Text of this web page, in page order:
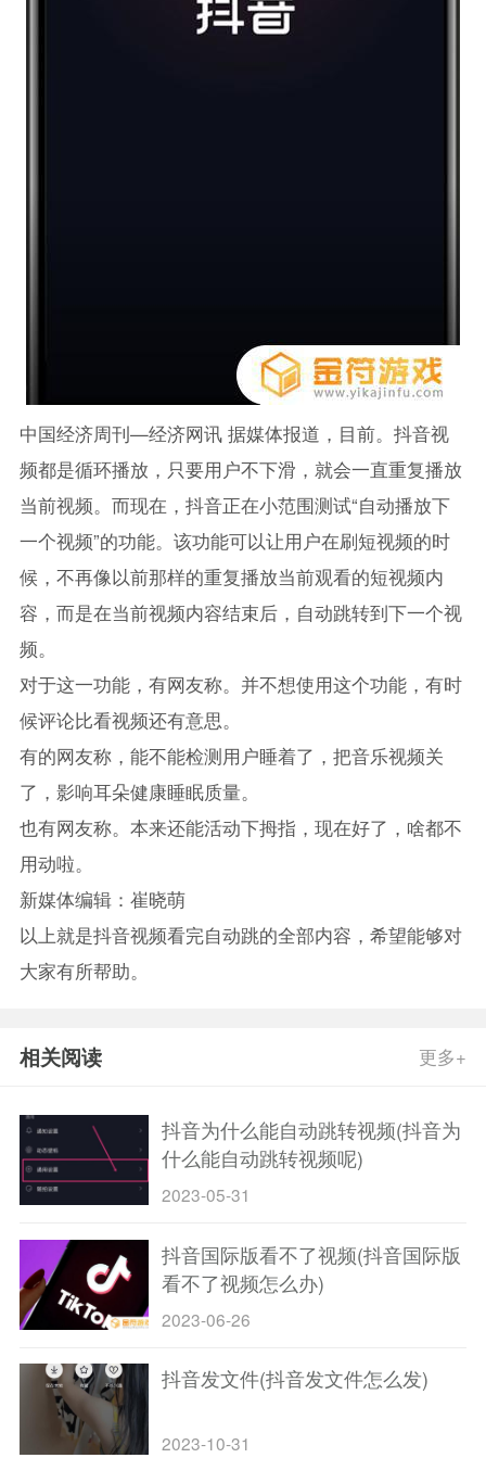
中国经济周刊—经济网讯 据媒体报道，目前。抖音视
频都是循环播放，只要用户不下滑，就会一直重复播放
当前视频。而现在，抖音正在小范围测试“自动播放下
一个视频”的功能。该功能可以让用户在刷短视频的时
候，不再像以前那样的重复播放当前观看的短视频内
容，而是在当前视频内容结束后，自动跳转到下一个视
频。
对于这一功能，有网友称。并不想使用这个功能，有时
候评论比看视频还有意思。
有的网友称，能不能检测用户睡着了，把音乐视频关
了，影响耳朵健康睡眠质量。
也有网友称。本来还能活动下拇指，现在好了，啥都不
用动啦。
新媒体编辑：崔晓萌
以上就是抖音视频看完自动跳的全部内容，希望能够对
大家有所帮助。
相关阅读 更多+
抖音为什么能自动跳转视频(抖音为
什么能自动跳转视频呢)
2023-05-31
抖音国际版看不了视频(抖音国际版
看不了视频怎么办)
2023-06-26
抖音发文件(抖音发文件怎么发)
2023-10-31